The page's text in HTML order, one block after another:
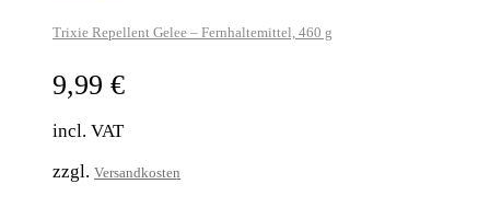
Trixie Repellent Gelee – Fernhaltemittel, 460 g
9,99 €
incl. VAT
zzgl. Versandkosten